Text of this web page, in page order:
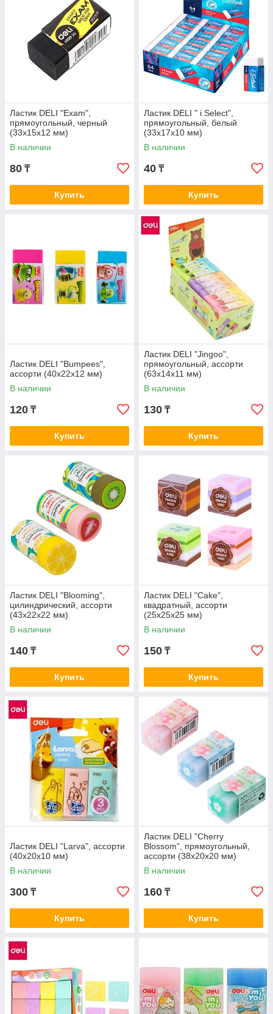
Ластик DELI "Exam",
прямоугольный, черный
(33х15х12 мм)
В наличии
80 ₸
Купить
Ластик DELI " i Select",
прямоугольный, белый
(33х17х10 мм)
В наличии
40 ₸
Купить
Ластик DELI "Bumpees",
ассорти (40х22х12 мм)
В наличии
120 ₸
Купить
Ластик DELI "Jingoo",
прямоугольный, ассорти
(63х14х11 мм)
В наличии
130 ₸
Купить
Ластик DELI "Blooming",
цилиндрический, ассорти
(43х22х22 мм)
В наличии
140 ₸
Купить
Ластик DELI "Cake",
квадратный, ассорти
(25х25х25 мм)
В наличии
150 ₸
Купить
Ластик DELI "Larva", ассорти
(40х20х10 мм)
В наличии
300 ₸
Купить
Ластик DELI "Cherry
Blossom", прямоугольный,
ассорти (38х20х20 мм)
В наличии
160 ₸
Купить